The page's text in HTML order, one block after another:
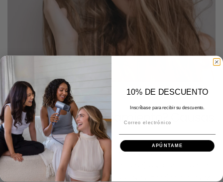
DECEMBER 22 2025
¿Qué es el encrespamiento? Causas
y soluciones
Conozca el encrespamiento, sus causas y las soluciones
eficaces para combatirlo. Descubre consejos y productos que
te ayudarán a conseguir un cabello suave y manejable, a la vez
10% DE DESCUENTO
Inscríbase para recibir su descuento.
APÚNTAME